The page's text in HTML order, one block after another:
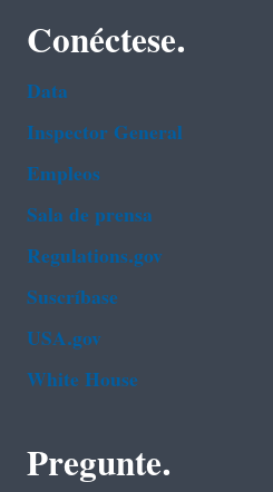
Conéctese.
Data
Inspector General
Empleos
Sala de prensa
Regulations.gov
Suscríbase
USA.gov
White House
Pregunte.